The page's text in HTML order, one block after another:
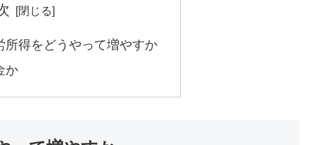
所得をどうやって増やすか
か